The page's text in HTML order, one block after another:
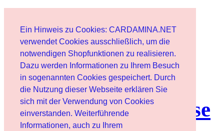
Ein Hinweis zu Cookies: CARDAMINA.NET
verwendet Cookies ausschließlich, um die
notwendigen Shopfunktionen zu realisieren.
Dazu werden Informationen zu Ihrem Besuch
in sogenannten Cookies gespeichert. Durch
die Nutzung dieser Webseite erklären Sie
sich mit der Verwendung von Cookies
einverstanden. Weiterführende
Informationen, auch zu Ihrem
Benutzer
Newsletter
Nutzungshinweise